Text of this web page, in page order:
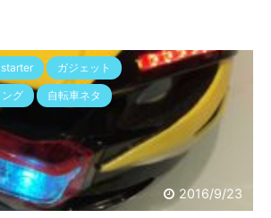
2016/9/23
ガジェット
グ 自転車ネタ